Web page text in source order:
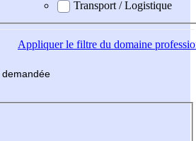
Transport / Logistique
Appliquerle filtre du domaine
demandée